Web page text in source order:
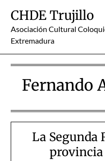
content
CHDE Trujillo
Asociación Cultural
Extremadura
Fernando
La Segunda
provincia